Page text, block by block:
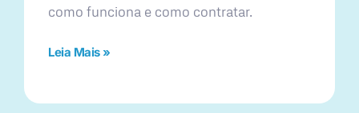
como funciona e como contratar.
Leia Mais »